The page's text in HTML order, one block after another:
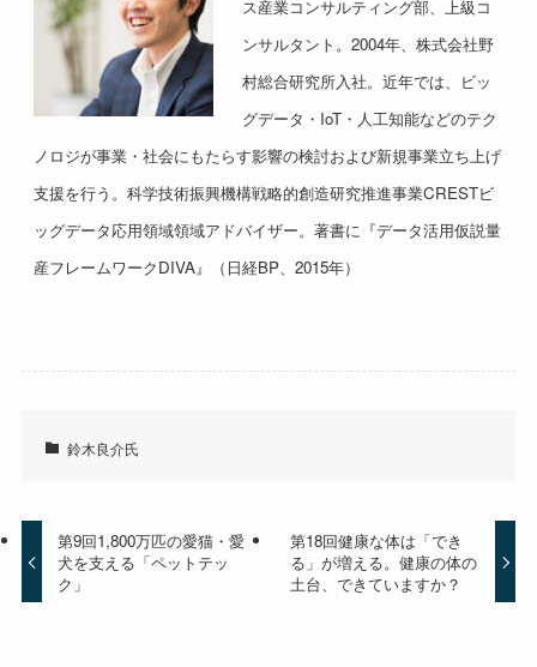
ス産業コンサルティング部、上級コ
ンサルタント。2004年、株式会社野
村総合研究所入社。近年では、ビッ
グデータ・IoT・人工知能などのテク
ノロジが事業・社会にもたらす影響の検討および新規事業立ち上げ
支援を行う。科学技術振興機構戦略的創造研究推進事業CRESTビ
ッグデータ応用領域領域アドバイザー。著書に『データ活用仮説量
産フレームワークDIVA』（日経BP、2015年）
鈴木良介氏
第9回1,800万匹の愛猫・愛
犬を支える「ペットテッ
ク」
第18回健康な体は「でき
る」が増える。健康の体の
土台、できていますか？